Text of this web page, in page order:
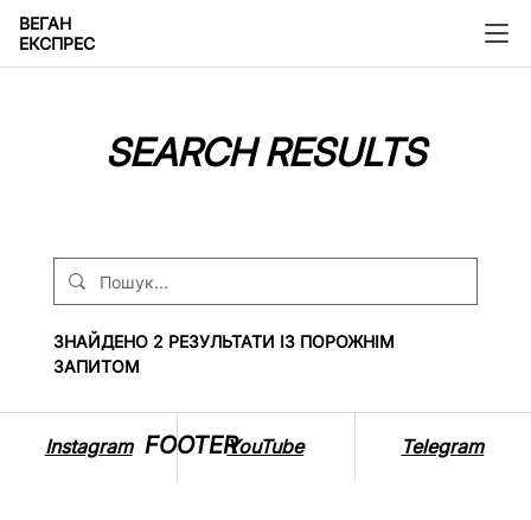
ВЕГАН
ЕКСПРЕС
SEARCH RESULTS
ЗНАЙДЕНО 2 РЕЗУЛЬТАТИ ІЗ ПОРОЖНІМ
ЗАПИТОМ
FOOTER
Instagram YouTube Telegram